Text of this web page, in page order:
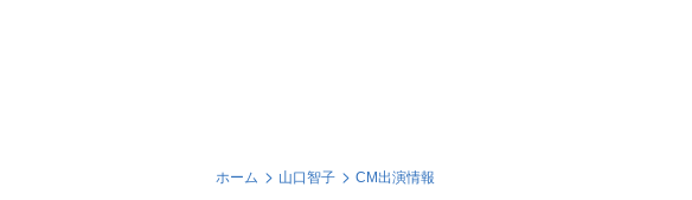
ホーム 山口智子 CM出演情報